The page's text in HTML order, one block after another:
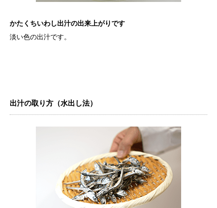
かたくちいわし出汁の出来上がりです
淡い色の出汁です。
出汁の取り方（水出し法）